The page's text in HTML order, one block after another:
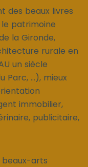
des beaux livres
patrimoine
la Gironde,
rurale en
un siècle
Parc, ...), mieux
immobilier,
publicitaire,
beaux-arts